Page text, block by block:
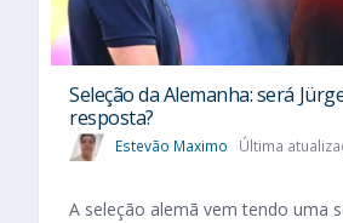
Seleção da Alemanha: será
resposta?
Estevão Maximo Última
A seleção alemã vem tendo uma